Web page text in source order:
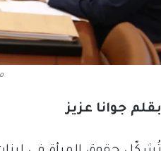
بقلم جوانا عزيز